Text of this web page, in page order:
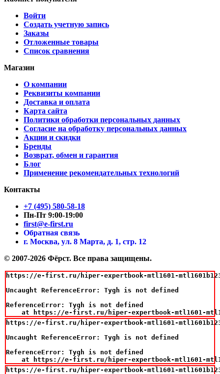
Войти
Создать учетную запись
Заказы
Отложенные товары
Список сравнения
Магазин
О компании
Реквизиты компании
Доставка и оплата
Карта сайта
Политики обработки персональных данных
Согласие на обработку персональных данных
Акции и скидки
Бренды
Возврат, обмен и гарантия
Блог
Применение рекомендательных технологий
Контакты
+7 (495) 580-58-18
Пн-Пт 9:00-19:00
first@e-first.ru
Обратная связь
г. Москва, ул. 8 Марта, д. 1, стр. 12
© 2007-2026 Фёрст. Все права защищены.
https://e-first.ru/hiper-expertbook-mtl1601-
Uncaught ReferenceError: Tygh is not defined
ReferenceError: Tygh is not defined
at https://e-first.ru/hiper-expertbook-mtl1601-
https://e-first.ru/hiper-expertbook-mtl1601-
Uncaught ReferenceError: Tygh is not defined
ReferenceError: Tygh is not defined
at https://e-first.ru/hiper-expertbook-mtl1601-
https://e-first.ru/hiper-expertbook-mtl1601-